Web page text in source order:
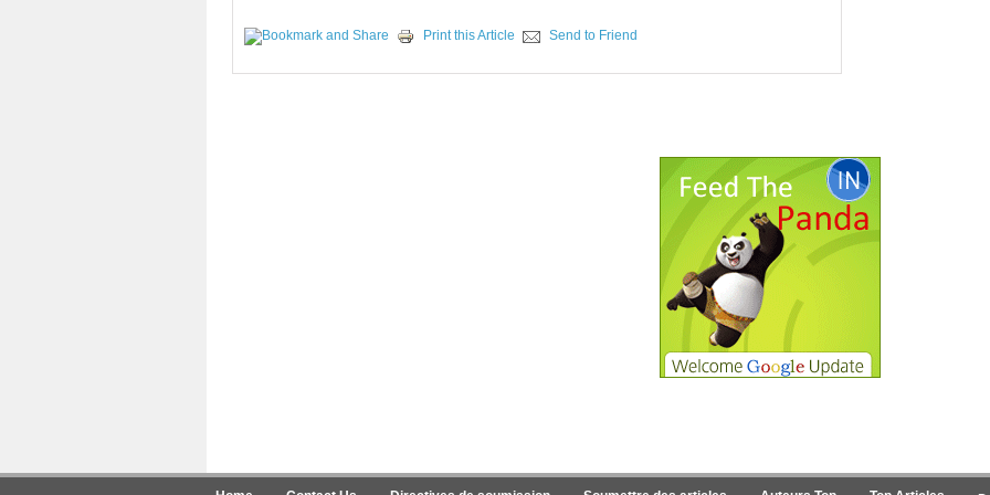
Print this Article Send to Friend